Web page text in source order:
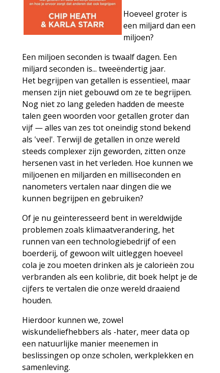
Hoeveel groter is
een miljard dan een
miljoen?
Een miljoen seconden is twaalf dagen. Een
miljard seconden is... tweeëndertig jaar.
Het begrijpen van getallen is essentieel, maar
mensen zijn niet gebouwd om ze te begrijpen.
Nog niet zo lang geleden hadden de meeste
talen geen woorden voor getallen groter dan
vijf — alles van zes tot oneindig stond bekend
als 'veel'. Terwijl de getallen in onze wereld
steeds complexer zijn geworden, zitten onze
hersenen vast in het verleden. Hoe kunnen we
miljoenen en miljarden en milliseconden en
nanometers vertalen naar dingen die we
kunnen begrijpen en gebruiken?
Of je nu geïnteresseerd bent in wereldwijde
problemen zoals klimaatverandering, het
runnen van een technologiebedrijf of een
boerderij, of gewoon wilt uitleggen hoeveel
cola je zou moeten drinken als je calorieën zou
verbranden als een kolibrie, dit boek helpt je de
cijfers te vertalen die onze wereld draaiend
houden.
Hierdoor kunnen we, zowel
wiskundeliefhebbers als -hater, meer data op
een natuurlijke manier meenemen in
beslissingen op onze scholen, werkplekken en
samenleving.